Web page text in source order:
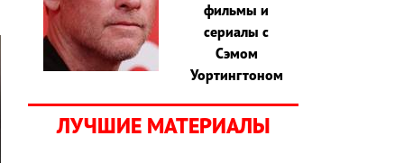
фильмы и
сериалы с
Сэмом
Уортингтоном
ЛУЧШИЕ МАТЕРИАЛЫ